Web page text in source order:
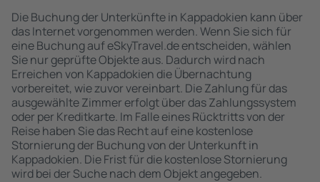
Die Buchung der Unterkünfte in Kappadokien kann über
das Internet vorgenommen werden. Wenn Sie sich für
eine Buchung auf eSkyTravel.de entscheiden, wählen
Sie nur geprüfte Objekte aus. Dadurch wird nach
Erreichen von Kappadokien die Übernachtung
vorbereitet, wie zuvor vereinbart. Die Zahlung für das
ausgewählte Zimmer erfolgt über das Zahlungssystem
oder per Kreditkarte. Im Falle eines Rücktritts von der
Reise haben Sie das Recht auf eine kostenlose
Stornierung der Buchung von der Unterkunft in
Kappadokien. Die Frist für die kostenlose Stornierung
wird bei der Suche nach dem Objekt angegeben.